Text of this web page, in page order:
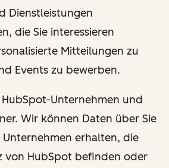
Dienstleistungen
die Sie interessieren
Mitteilungen zu
Events zu bewerben.
HubSpot-Unternehmen und
Wir können Daten über Sie
erhalten, die
von HubSpot befinden oder